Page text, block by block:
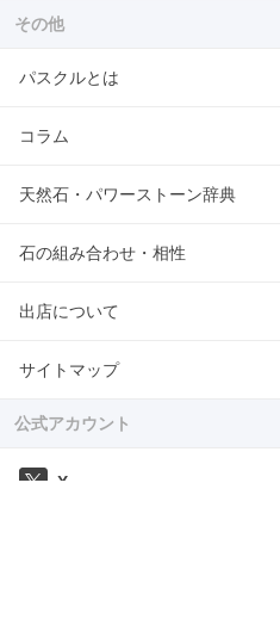
その他
パスクルとは
コラム
天然石・パワーストーン辞典
石の組み合わせ・相性
出店について
サイトマップ
公式アカウント
X